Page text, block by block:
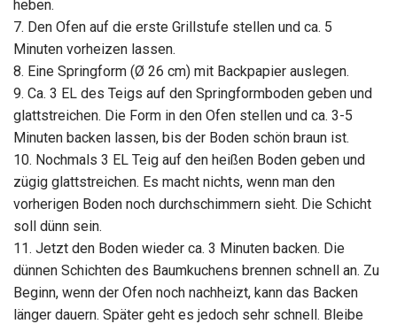
heben.
7. Den Ofen auf die erste Grillstufe stellen und ca. 5
Minuten vorheizen lassen.
8. Eine Springform (Ø 26 cm) mit Backpapier auslegen.
9. Ca. 3 EL des Teigs auf den Springformboden geben und
glattstreichen. Die Form in den Ofen stellen und ca. 3-5
Minuten backen lassen, bis der Boden schön braun ist.
10. Nochmals 3 EL Teig auf den heißen Boden geben und
zügig glattstreichen. Es macht nichts, wenn man den
vorherigen Boden noch durchschimmern sieht. Die Schicht
soll dünn sein.
11. Jetzt den Boden wieder ca. 3 Minuten backen. Die
dünnen Schichten des Baumkuchens brennen schnell an. Zu
Beginn, wenn der Ofen noch nachheizt, kann das Backen
länger dauern. Später geht es jedoch sehr schnell. Bleibe